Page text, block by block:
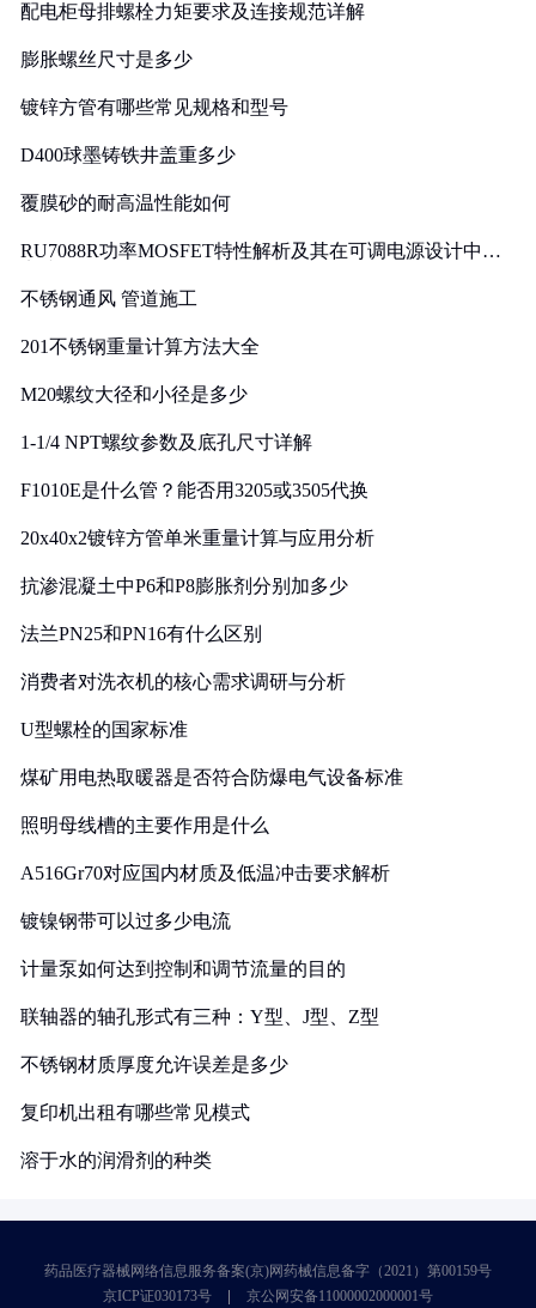
配电柜母排螺栓力矩要求及连接规范详解
膨胀螺丝尺寸是多少
镀锌方管有哪些常见规格和型号
D400球墨铸铁井盖重多少
覆膜砂的耐高温性能如何
RU7088R功率MOSFET特性解析及其在可调电源设计中的
不锈钢通风 管道施工
201不锈钢重量计算方法大全
M20螺纹大径和小径是多少
1-1/4 NPT螺纹参数及底孔尺寸详解
F1010E是什么管？能否用3205或3505代换
20x40x2镀锌方管单米重量计算与应用分析
抗渗混凝土中P6和P8膨胀剂分别加多少
法兰PN25和PN16有什么区别
消费者对洗衣机的核心需求调研与分析
U型螺栓的国家标准
煤矿用电热取暖器是否符合防爆电气设备标准
照明母线槽的主要作用是什么
A516Gr70对应国内材质及低温冲击要求解析
镀镍钢带可以过多少电流
计量泵如何达到控制和调节流量的目的
联轴器的轴孔形式有三种：Y型、J型、Z型
不锈钢材质厚度允许误差是多少
复印机出租有哪些常见模式
溶于水的润滑剂的种类
药品医疗器械网络信息服务备案(京)网药械信息备字（2021）第00159号
京ICP证030173号
京公网安备11000002000001号